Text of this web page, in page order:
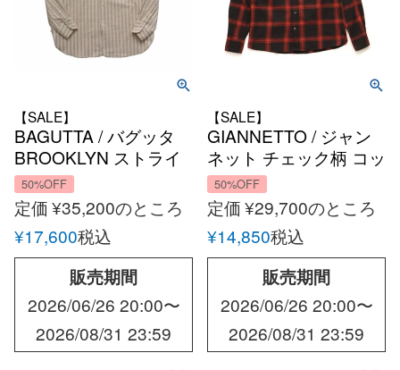
【SALE】
BAGUTTA / バグッタ
BROOKLYN ストライ
プ ワイドカラー オーバ
ー シャツ BROOKLYN-
OLD-GLW-11894
50%OFF
定価¥35,200のところ
¥17,600税込
販売期間
2026/06/26 20:00〜
2026/08/31 23:59
【SALE】
GIANNETTO / ジャン
ネット チェック柄 コッ
トン ウォッシュド
CPO シャツ オールシ
ーズン メンズ イタリア
アメリカ
50%OFF
定価¥29,700のところ
¥14,850税込
販売期間
2026/06/26 20:00〜
2026/08/31 23:59